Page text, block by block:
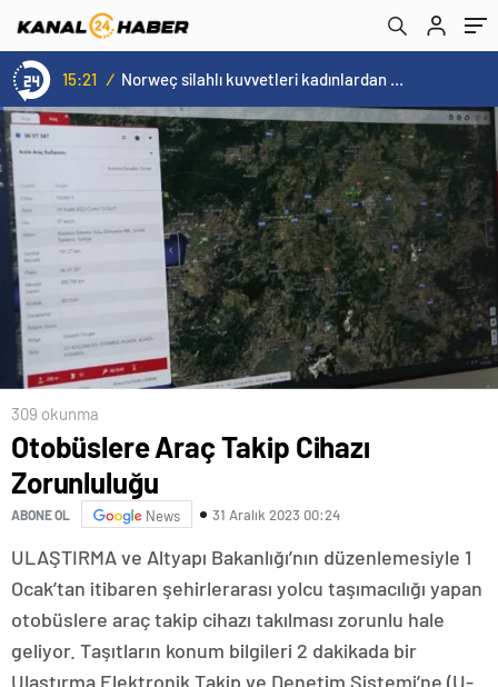
15:20 / Cristiano Ronaldo’nun akıllara zarar tüm kariyerinin istatistiğini çıkardık !
309 okunma
Otobüslere Araç Takip Cihazı
Zorunluluğu
ABONE OL News 31 Aralık 2023 00:24
ULAŞTIRMA ve Altyapı Bakanlığı’nın düzenlemesiyle 1
Ocak’tan itibaren şehirlerarası yolcu taşımacılığı yapan
otobüslere araç takip cihazı takılması zorunlu hale
geliyor. Taşıtların konum bilgileri 2 dakikada bir
Ulaştırma Elektronik Takip ve Denetim Sistemi’ne (U-